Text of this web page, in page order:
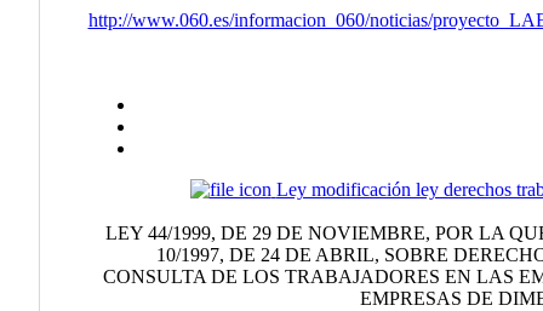
http://www.060.es/informacion_060/noticias/
Ley modificación ley derechos
LEY 44/1999, DE 29 DE NOVIEMBRE, POR LA
10/1997, DE 24 DE ABRIL, SOBRE
CONSULTA DE LOS TRABAJADORES EN LAS
EMPRESAS DE